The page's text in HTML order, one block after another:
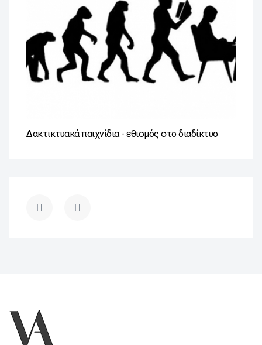
Δακτικτυακά παιχνίδια - εθισμός στο διαδίκτυο